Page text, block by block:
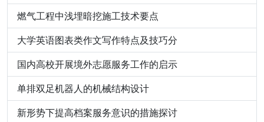
燃气工程中浅埋暗挖施工技术要点
大学英语图表类作文写作特点及技巧分
国内高校开展境外志愿服务工作的启示
单排双足机器人的机械结构设计
新形势下提高档案服务意识的措施探讨